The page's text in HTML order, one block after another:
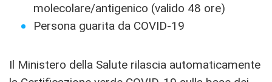
molecolare/antigenico (valido 48 ore)
Persona guarita da COVID-19
Il Ministero della Salute rilascia automaticamente